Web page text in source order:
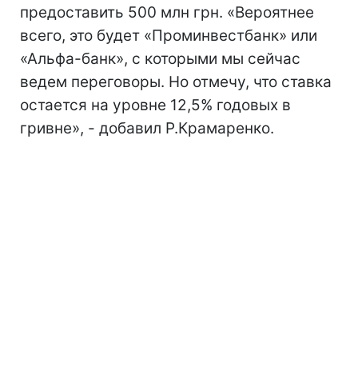
предоставить 500 млн грн. «Вероятнее
всего, это будет «Проминвестбанк» или
«Альфа-банк», с которыми мы сейчас
ведем переговоры. Но отмечу, что ставка
остается на уровне 12,5% годовых в
гривне», - добавил Р.Крамаренко.